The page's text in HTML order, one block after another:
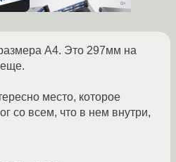
A4. Это 297мм на
еще.
место, которое
со всем, что в нем внутри,